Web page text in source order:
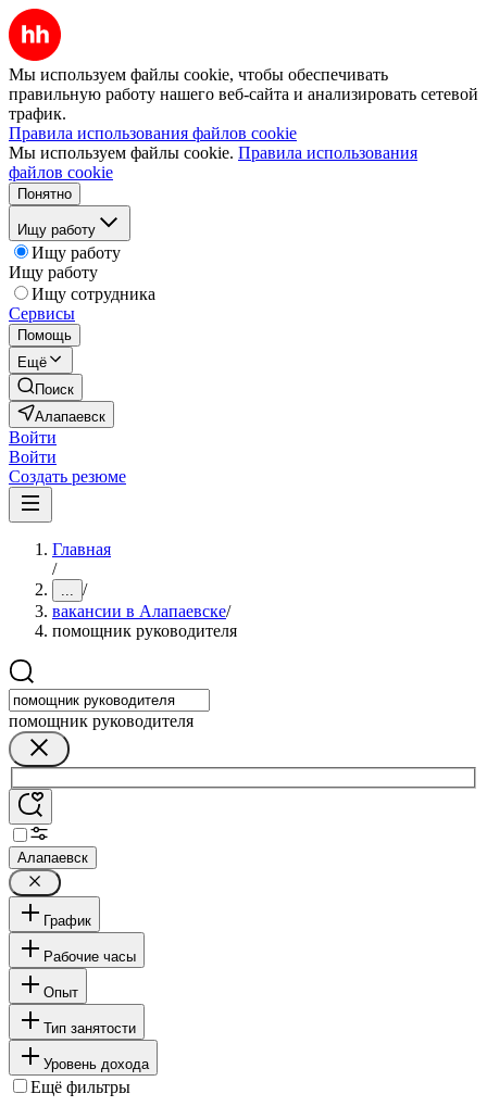
Мы используем файлы cookie, чтобы обеспечивать
правильную работу нашего веб-сайта и анализировать сетевой
трафик.
Правила использования файлов cookie
Мы используем файлы cookie. Правила использования
файлов cookie
Понятно
Ищу работу
Ищу работу
Ищу работу
Ищу сотрудника
Сервисы
Помощь
Ещё
Поиск
Алапаевск
Войти
Войти
Создать резюме
Главная
/
... /
вакансии в Алапаевске/
помощник руководителя
помощник руководителя
Алапаевск
График
Рабочие часы
Опыт
Тип занятости
Уровень дохода
Ещё фильтры